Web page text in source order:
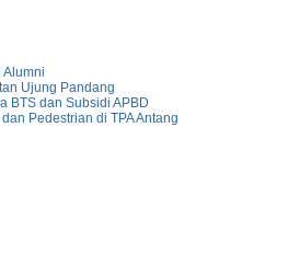
Alumni
Ujung Pandang
BTS dan Subsidi APBD
Pedestrian di TPA Antang